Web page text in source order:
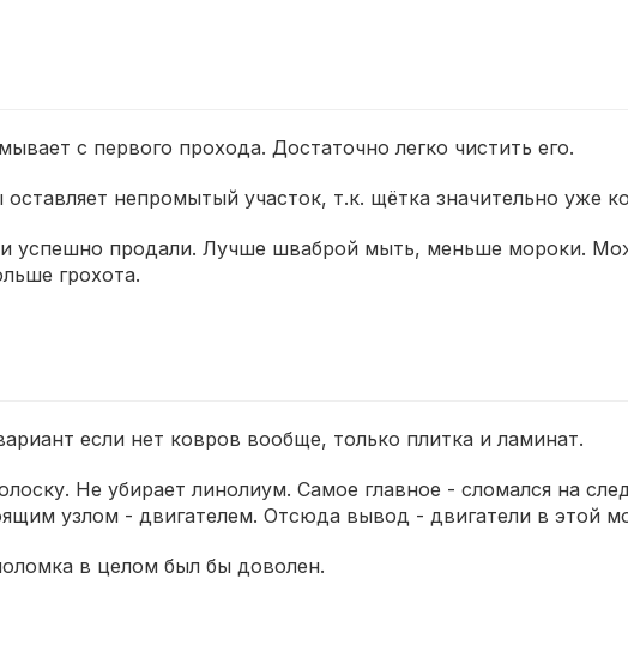
с первого прохода. Достаточно легко чистить его.
оставляет непромытый участок, т.к. щётка значительно уже
и успешно продали. Лучше шваброй мыть, меньше мороки.
грохота.
если нет ковров вообще, только плитка и ламинат.
Не убирает линолиум. Самое главное - сломался на
узлом - двигателем. Отсюда вывод - двигатели в этой
в целом был бы доволен.